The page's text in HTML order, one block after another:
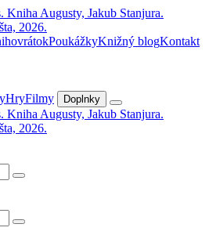
PoukážkyKnižný blogKontakt
HryFilmy Doplnky